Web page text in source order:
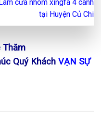
cửa nhôm xingfa 4 cánh
tại Huyện Củ Chi
Thăm
Quý Khách VẠN SỰ